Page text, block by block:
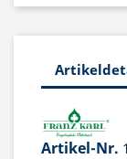
Artikel-Nr.